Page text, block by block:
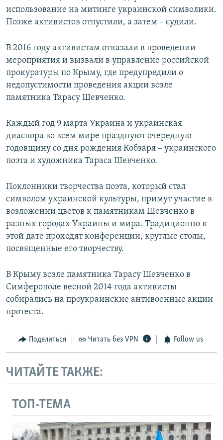
использование на митинге украинской символики.
Позже активистов отпустили, а затем – судили.
В 2016 году активистам отказали в проведении
мероприятия и вызвали в управление российской
прокуратуры по Крыму, где предупредили о
недопустимости проведения акции возле
памятника Тарасу Шевченко.
Каждый год 9 марта Украина и украинская
диаспора во всем мире празднуют очередную
годовщину со дня рождения Кобзаря – украинского
поэта и художника Тараса Шевченко.
Поклонники творчества поэта, который стал
символом украинской культуры, примут участие в
возложении цветов к памятникам Шевченко в
разных городах Украины и мира. Традиционно к
этой дате проходят конференции, круглые столы,
посвященные его творчеству.
В Крыму возле памятника Тарасу Шевченко в
Симферополе весной 2014 года активисты
собирались на проукраинские антивоенные акции
протеста.
Поделиться Читать без VPN Follow us
ЧИТАЙТЕ ТАКЖЕ:
ТОП-ТЕМА